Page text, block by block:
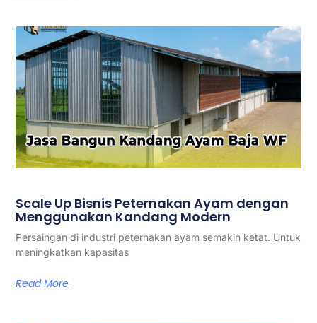
Scale Up Bisnis Peternakan Ayam dengan
Menggunakan Kandang Modern
Persaingan di industri peternakan ayam semakin ketat. Untuk
meningkatkan kapasitas
Read More